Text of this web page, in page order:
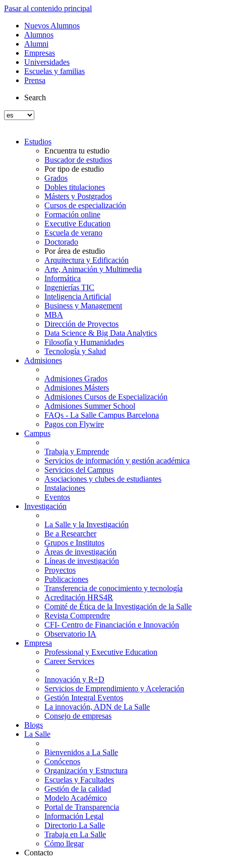
Pasar al contenido principal
Nuevos Alumnos
Alumnos
Alumni
Empresas
Universidades
Escuelas y familias
Prensa
Search
Estudios
Encuentra tu estudio
Buscador de estudios
Por tipo de estudio
Grados
Dobles titulaciones
Másters y Postgrados
Cursos de especialización
Formación online
Executive Education
Escuela de verano
Doctorado
Por área de estudio
Arquitectura y Edificación
Arte, Animación y Multimedia
Informática
Ingenierías TIC
Inteligencia Artificial
Business y Management
MBA
Dirección de Proyectos
Data Science & Big Data Analytics
Filosofía y Humanidades
Tecnología y Salud
Admisiones
Admisiones Grados
Admisiones Másters
Admisiones Cursos de Especialización
Admisiones Summer School
FAQs - La Salle Campus Barcelona
Pagos con Flywire
Campus
Trabaja y Emprende
Servicios de información y gestión académica
Servicios del Campus
Asociaciones y clubes de estudiantes
Instalaciones
Eventos
Investigación
La Salle y la Investigación
Be a Researcher
Grupos e Institutos
Áreas de investigación
Líneas de investigación
Proyectos
Publicaciones
Transferencia de conocimiento y tecnología
Acreditación HRS4R
Comité de Ética de la Investigación de la Salle
Revista Comprendre
CFI- Centro de Financiación e Innovación
Observatorio IA
Empresa
Professional y Executive Education
Career Services
Innovación y R+D
Servicios de Emprendimiento y Aceleración
Gestión Integral Eventos
La innovación, ADN de La Salle
Consejo de empresas
Blogs
La Salle
Bienvenidos a La Salle
Conócenos
Organización y Estructura
Escuelas y Facultades
Gestión de la calidad
Modelo Académico
Portal de Transparencia
Información Legal
Directorio La Salle
Trabaja en La Salle
Cómo llegar
Contacto